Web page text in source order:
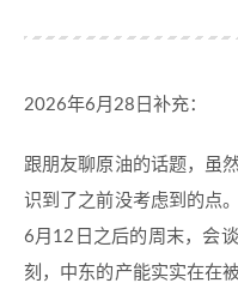
2026年6月28日补充：
跟朋友聊原油的话题，虽
识到了之前没考虑到的点
6月12日之后的周末，会
刻，中东的产能实实在在